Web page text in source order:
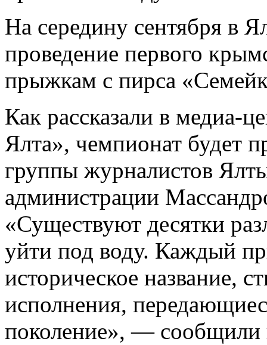
На середину сентября в
проведение первого
прыжкам с пирса
Как рассказали в медиа-
Ялта», чемпионат будет
группы журналистов
администрации
«Существуют десятки
уйти под воду. Каждый
историческое название,
исполнения,
поколение», — сообщили